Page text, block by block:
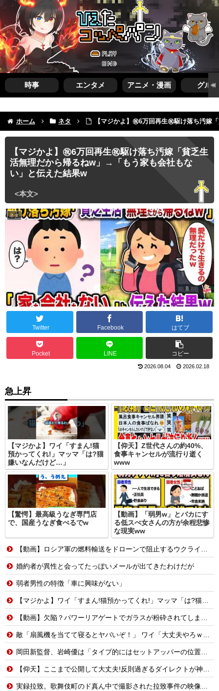
時事 エンタメ アニメ・漫画 グルメ
ホーム ネタ 【マジかよ】㊗️6万回再生㊗️駆け落ち汚
【マジかよ】㊗️6万回再生㊗️駆け落ち汚嫁「貧乏生
活無理だから帰るねw」→「もう家も会社もな
い」と伝えた結果w
ネタ
Twitter Facebook はてブ
Pocket LINE コピー
2026.08.04 2026.02.18
急上昇
【マジかよ】ワイ「すまん!猫
預かってくれ!」マッマ「は?猫
嫌いなんだけど…」
【仰天】Z世代さんの約40%、
食事キャンセルが流行り逝く
www
【驚愕】最高級うなぎ専門店
で、国産うなぎ食べるでw
【動画】「弱男w」とバカにす
る低スぺ女さんの方が余程悲惨
な現実ww
【動画】ロシア軍の燃料輸送をドローンで阻止するウクライナ。
婚約者が異性と会ってたっぽいメールが出てきたわけだが
弱者男性の特徴「車に興味がない」
【マジかよ】ワイ「すまん!猫預かってくれ!」マッマ「は?猫嫌いなんだけど…」
【動画】欠陥？パワーリアゲートでガラスが粉砕されてしまうトヨタ・セコイア。
敵「扇風機を当てて寝るとヤバいぞ！」 ワイ「大丈夫やろｗｗｗ」扇風機ポチー
岡田新監督、岩崎優は「タイプ的にはセットアッパーの位置が一番合うてる」←おーん
【仰天】ここまで公開して大丈夫!反則過ぎるダイレクトが神すぎ!
実録拉致。歌舞伎町のド真ん中で撮影された拉致事件の映像がこちら。